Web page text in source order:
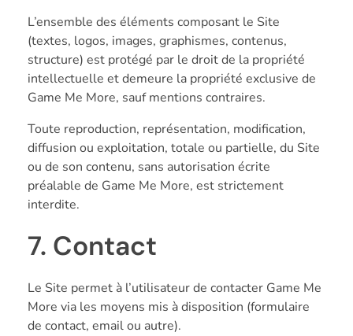
L’ensemble des éléments composant le Site
(textes, logos, images, graphismes, contenus,
structure) est protégé par le droit de la propriété
intellectuelle et demeure la propriété exclusive de
Game Me More, sauf mentions contraires.
Toute reproduction, représentation, modification,
diffusion ou exploitation, totale ou partielle, du Site
ou de son contenu, sans autorisation écrite
préalable de Game Me More, est strictement
interdite.
7. Contact
Le Site permet à l’utilisateur de contacter Game Me
More via les moyens mis à disposition (formulaire
de contact, email ou autre).